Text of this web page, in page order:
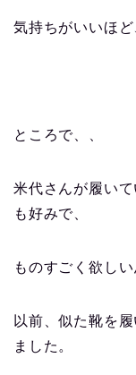
気持ちがいいほど
ところで、、
米代さんが履い
も好みで、
ものすごく欲しい
以前、似た靴を
ました。